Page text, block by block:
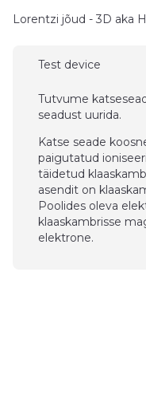
Lorentzi jõud - 3D aka
Test device
Tutvume
seadust uurida.
Katse seade
paigutatud
täidetud
asendit on
Poolides oleva
klaaskambrisse
elektrone.